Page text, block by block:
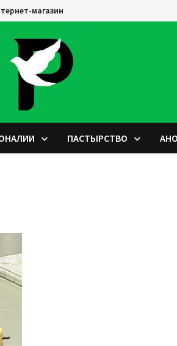
магазин
ПАСТЫРСТВО